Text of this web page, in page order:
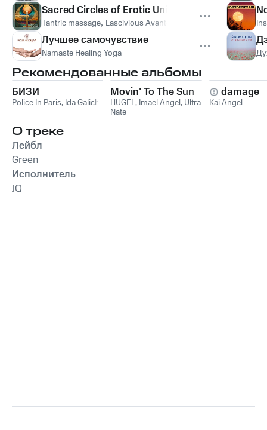
Sacred Circles of Erotic Union
Tantric massage, Lascivious Avant-Garde Waves At Night
Лучшее самочувствие
Namaste Healing Yoga
Рекомендованные альбомы
БИЗИ
Police In Paris, Ida Galich
Movin' To The Sun
HUGEL, Imael Angel, Ultra
Nate
damage
Kai Angel
О треке
Лейбл
Green
Исполнитель
JQ